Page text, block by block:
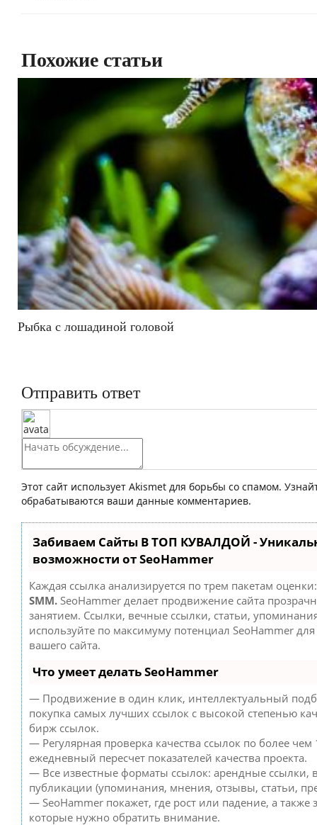
Похожие статьи
Рыбка с лошадиной головой
Отправить ответ
Этот сайт использует Akismet для борьбы со спамом.
обрабатываются ваши данные комментариев.
Забиваем Сайты В ТОП КУВАЛДОЙ -
возможности от SeoHammer
Каждая ссылка анализируется по трем пакетам
SMM. SeoHammer делает продвижение сайта
занятием. Ссылки, вечные ссылки, статьи,
используйте по максимуму потенциал SeoHammer
вашего сайта.
Что умеет делать SeoHammer
— Продвижение в один клик, интеллектуальный
покупка самых лучших ссылок с высокой степенью
бирж ссылок.
— Регулярная проверка качества ссылок по более чем
ежедневный пересчет показателей качества проекта.
— Все известные форматы ссылок: арендные ссылки,
публикации (упоминания, мнения, отзывы, статьи,
— SeoHammer покажет, где рост или падение, а также
которые нужно обратить внимание.